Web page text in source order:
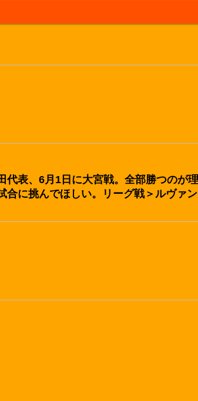
表、6月1日に大宮戦。全部勝つのが
に挑んでほしい。リーグ戦＞ルヴァン